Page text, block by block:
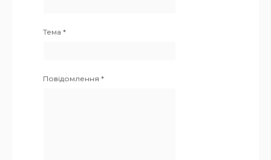
Тема *
Повідомлення *